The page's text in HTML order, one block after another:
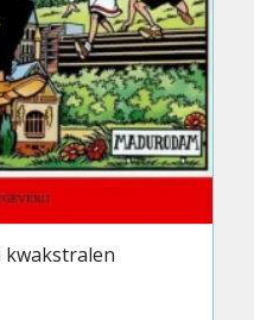
kwakstralen